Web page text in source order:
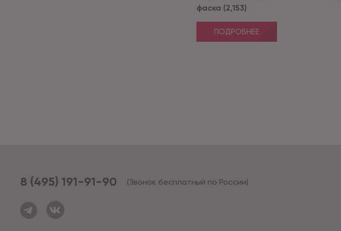
фаска (2,153)
ПОДРОБНЕЕ
8 (495) 191-91-90 (Звонок бесплатный по России)